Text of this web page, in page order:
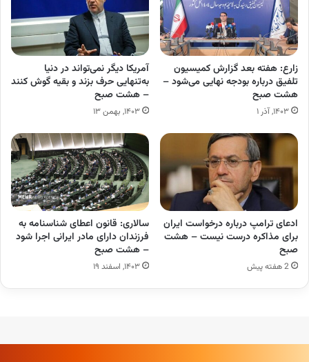
زارع: هفته بعد گزارش کمیسیون
تلفیق درباره بودجه نهایی می‌شود –
هشت صبح
۱۴۰۳, آذر ۱
آمریکا دیگر نمی‌تواند در دنیا
به‌تنهایی حرف بزند و بقیه گوش کنند
– هشت صبح
۱۴۰۳, بهمن ۱۳
‏ادعای ترامپ درباره درخواست ایران
برای مذاکره درست نیست – هشت
صبح
2 هفته پیش
سالاری: قانون اعطای شناسنامه به
فرزندان دارای مادر ایرانی اجرا شود
– هشت صبح
۱۴۰۳, اسفند ۱۹